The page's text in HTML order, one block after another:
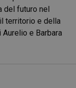
del futuro nel
territorio e della
e Barbara